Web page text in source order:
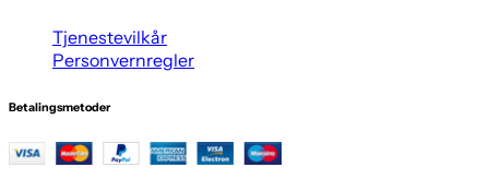
Tjenestevilkår
Personvernregler
Betalingsmetoder